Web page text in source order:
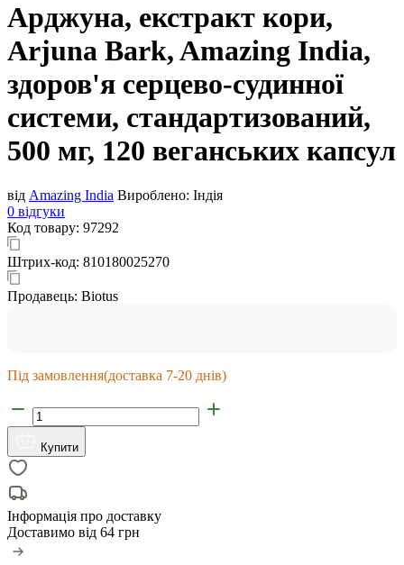
Арджуна, екстракт кори,
Arjuna Bark, Amazing India,
здоров'я серцево-судинної
системи, стандартизований,
500 мг, 120 веганських капсул
від Amazing India Вироблено: Індія
0 відгуки
Код товару: 97292
Штрих-код: 810180025270
Продавець: Biotus
Під замовлення(доставка 7-20 днів)
Купити
Інформація про доставку
Доставимо від 64 грн